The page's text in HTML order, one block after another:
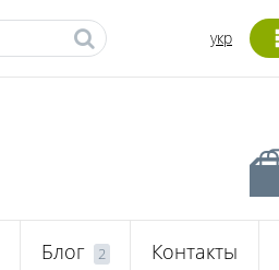
укр
Блог 2 Контакты